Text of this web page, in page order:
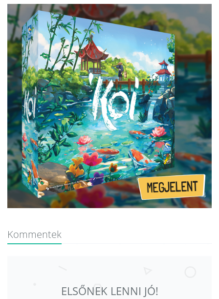
Kommentek
ELSŐNEK LENNI JÓ!